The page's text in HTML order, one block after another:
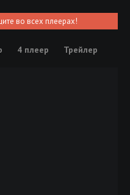
во всех плеерах!
4 плеер Трейлер